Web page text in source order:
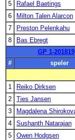
5 Rafael Baetings
6
Milton Talen Alarcon
7
Preston Pelenkahu
8
Bas Ebregt
GP 1-201819
#
speler
1
Reiko Dirksen
2
Ties Jansen
3
Magdalena
4
Sushanth Natarajan
5
Owen Hodgsen